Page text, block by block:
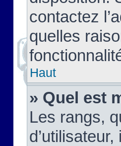
contactez
quelles
Haut
» Quel est
Les rangs,